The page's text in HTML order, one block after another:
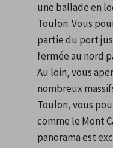
une ballade en
Toulon. Vous
partie du port
fermée au nord
Au loin, vous
nombreux
Toulon, vous
comme le Mont
panorama est